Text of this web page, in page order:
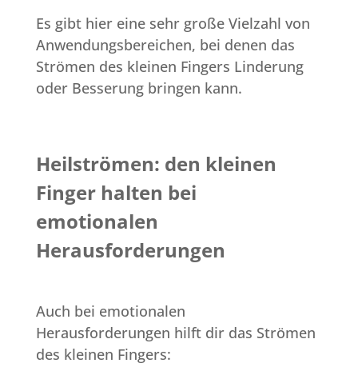
Es gibt hier eine sehr große Vielzahl von
Anwendungsbereichen, bei denen das
Strömen des kleinen Fingers Linderung
oder Besserung bringen kann.
Heilströmen: den kleinen
Finger halten bei
emotionalen
Herausforderungen
Auch bei emotionalen
Herausforderungen hilft dir das Strömen
des kleinen Fingers: